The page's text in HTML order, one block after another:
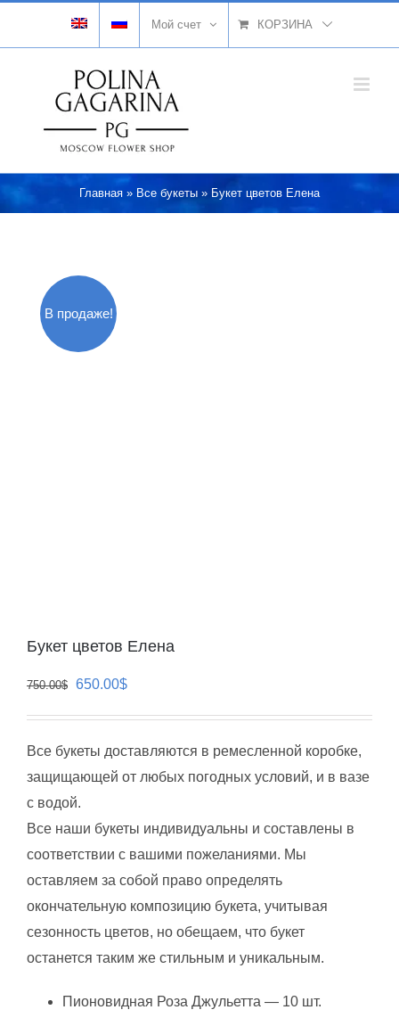
Мой счет КОРЗИНА
Главная » Все букеты » Букет цветов Елена
В продаже!
Букет цветов Елена
750.00$ Первоначальная
750.00$.
650.00$Текущая
Все букеты доставляются в ремесленной коробке,
защищающей от любых погодных условий, и в вазе
с водой.
Все наши букеты индивидуальны и составлены в
соответствии с вашими пожеланиями. Мы
оставляем за собой право определять
окончательную композицию букета, учитывая
сезонность цветов, но обещаем, что букет
останется таким же стильным и уникальным.
Пионовидная Роза Джульетта — 10 шт.